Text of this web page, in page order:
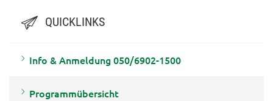
QUICKLINKS
Info & Anmeldung 050/6902-1500
Programmübersicht